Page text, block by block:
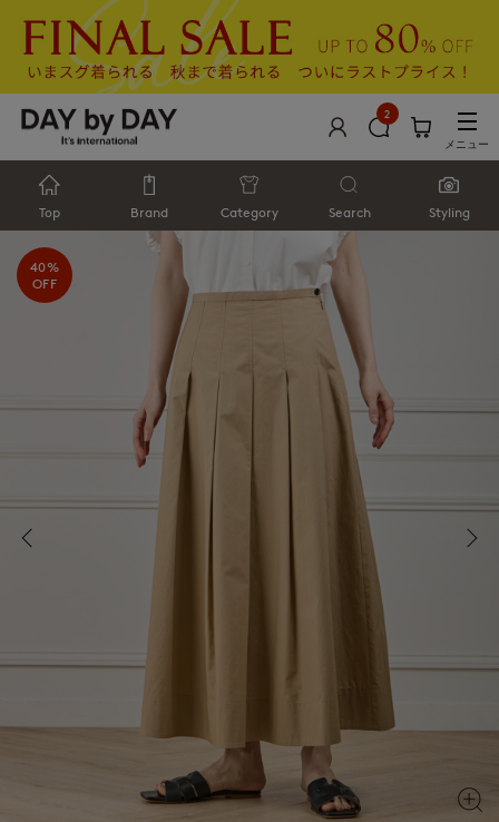
2
メニュー
Top Brand Category Search Styling
40%
OFF